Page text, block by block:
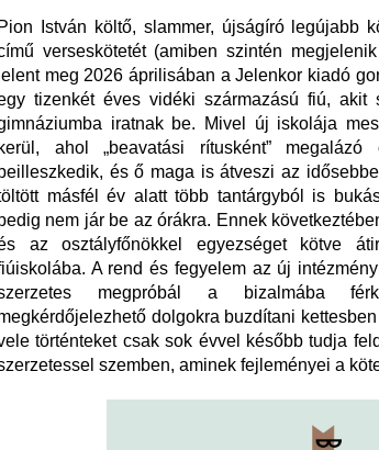
Pion István költő, slammer, újságíró legújabb
verseskötetét (amiben szintén
meg 2026 áprilisában a Jelenkor kiadó
tizenkét éves vidéki származású fiú, akit
iratnak be. Mivel új iskolája
kerül, ahol „beavatási rítusként”
beilleszkedik, és ő maga is átveszi az
másfél év alatt több tantárgyból is
nem jár be az órákra. Ennek
az osztályfőnökkel egyezséget kötve
A rend és fegyelem az új
megpróbál a bizalmába
dolgokra buzdítani
történteket csak sok évvel később tudja
szemben, aminek fejleményei a